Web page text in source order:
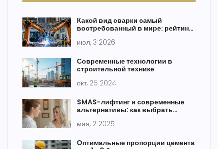
Какой вид сварки самый
востребованный в мире: рейтинг
июл, 3 2026
Современные технологии в
строительной технике
окт, 25 2024
SMAS-лифтинг и современные
альтернативы: как выбрать
мая, 2 2025
Оптимальные пропорции цемента